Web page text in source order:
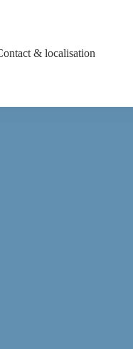
& localisation